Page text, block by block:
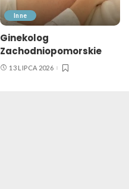
Inne
Ginekolog
Zachodniopomorskie
13 LIPCA 2026